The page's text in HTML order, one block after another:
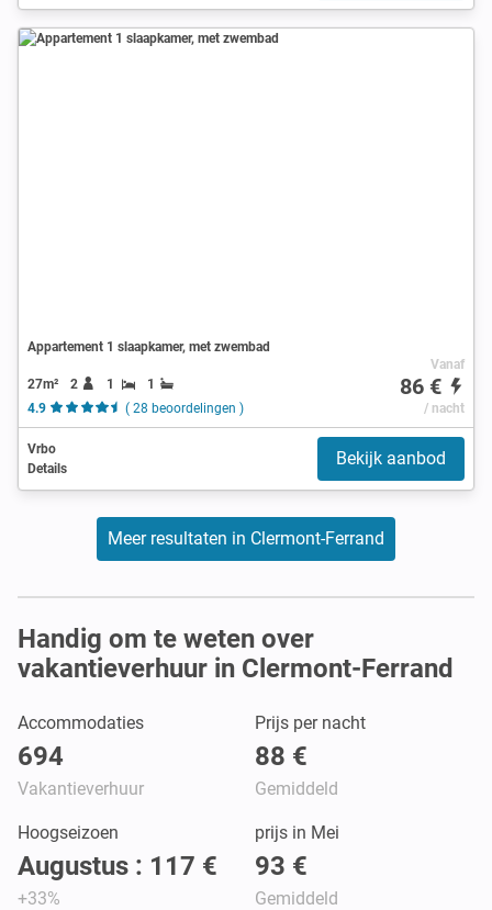
Appartement 1 slaapkamer, met zwembad
27m² 2 1
1
4.9
( 28 beoordelingen )
Vanaf
86 €
/ nacht
Vrbo
Details
Bekijk aanbod
Meer resultaten in Clermont-Ferrand
Handig om te weten over
vakantieverhuur in Clermont-Ferrand
Accommodaties
694
Vakantieverhuur
Prijs per nacht
88 €
Gemiddeld
Hoogseizoen
Augustus : 117 €
+33%
prijs in Mei
93 €
Gemiddeld